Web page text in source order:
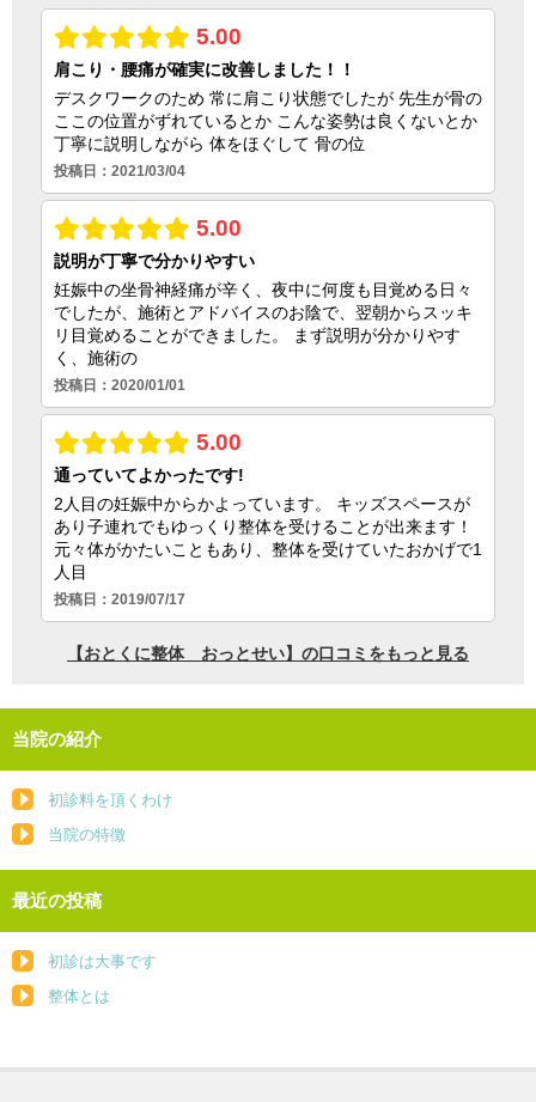
当院の紹介
初診料を頂くわけ
当院の特徴
最近の投稿
初診は大事です
整体とは